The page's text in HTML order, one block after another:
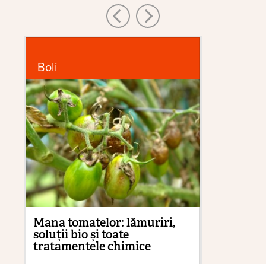
Boli
Mana tomatelor: lămuriri,
soluții bio și toate
tratamentele chimice